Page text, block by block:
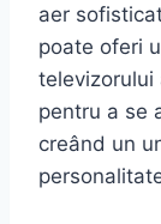
aer
poate oferi
televizorului
pentru a se
creând un